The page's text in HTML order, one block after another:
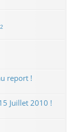
report !
Juillet 2010 !